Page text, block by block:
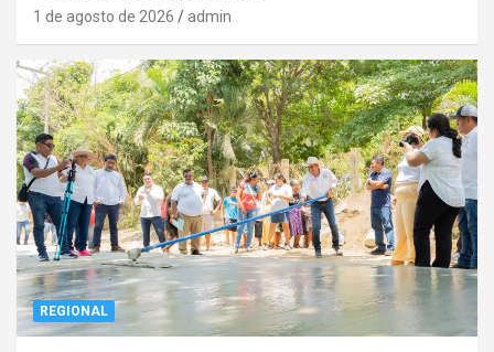
1 de agosto de 2026 admin
REGIONAL